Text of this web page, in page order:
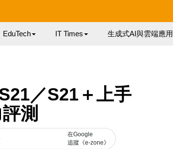
EduTech IT Times 生成式AI與雲端應用
／S21＋上手
測
在Google
追蹤《e-zone》